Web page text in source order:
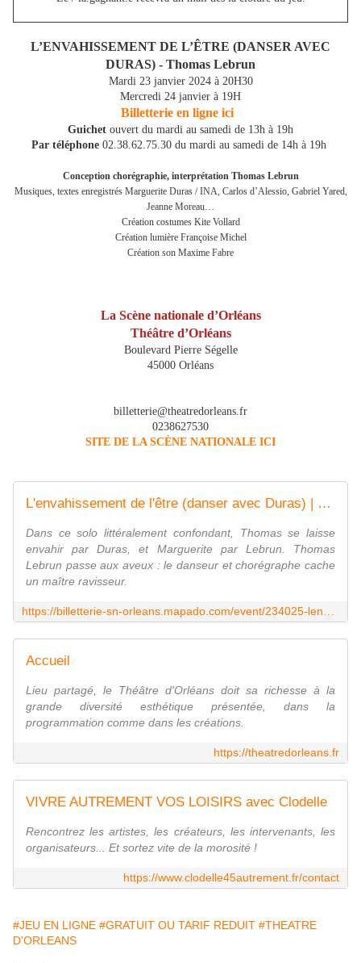
L’ENVAHISSEMENT DE L’ÊTRE (DANSER AVEC
DURAS) - Thomas Lebrun
Mardi 23 janvier 2024 à 20H30
Mercredi 24 janvier à 19H
Billetterie en ligne ici
Guichet ouvert du mardi au samedi de 13h à 19h
Par téléphone 02.38.62.75.30 du mardi au samedi de 14h à 19h
Conception chorégraphie, interprétation Thomas Lebrun
Musiques, textes enregistrés Marguerite Duras / INA, Carlos d’Alessio, Gabriel Yared,
Jeanne Moreau…
Création costumes Kite Vollard
Création lumière Françoise Michel
Création son Maxime Fabre
La Scène nationale d’Orléans
Théâtre d’Orléans
Boulevard Pierre Ségelle
45000 Orléans
billetterie@theatredorleans.fr
0238627530
SITE DE LA SCÈNE NATIONALE ICI
L'envahissement de l'être (danser avec Duras) | Thomas Lebrun - Théâtre d'Orléans
Dans ce solo littéralement confondant, Thomas se laisse
envahir par Duras, et Marguerite par Lebrun. Thomas
Lebrun passe aux aveux : le danseur et chorégraphe cache
un maître ravisseur.
Accueil
Lieu partagé, le Théâtre d'Orléans doit sa richesse à la
grande diversité esthétique présentée, dans la
programmation comme dans les créations.
https://theatredorleans.fr
VIVRE AUTREMENT VOS LOISIRS avec Clodelle
Rencontrez les artistes, les créateurs, les intervenants, les
organisateurs... Et sortez vite de la morosité !
https://www.clodelle45autrement.fr/contact
#JEU EN LIGNE #GRATUIT OU TARIF REDUIT #THEATRE
D'ORLEANS